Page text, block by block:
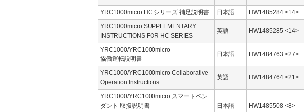
YRC1000micro HC シリーズ 補足説明書 日本語 HW1485284 <14>
YRC1000micro SUPPLEMENTARY
INSTRUCTIONS FOR HC SERIES
英語 HW1485285 <14>
YRC1000/YRC1000micro
協働運転説明書
日本語 HW1484763 <27>
YRC1000/YRC1000micro Collaborative
Operation Instructions
英語 HW1484764 <21>
YRC1000/YRC1000micro スマートペン
ダント 取扱説明書
日本語 HW1485508 <8>